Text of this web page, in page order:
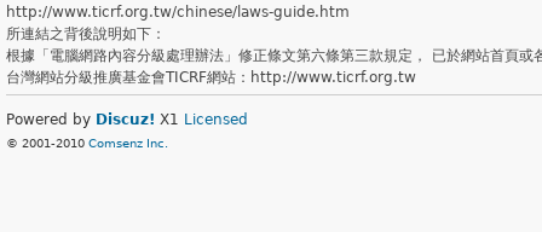
http://www.ticrf.org.tw/chinese/laws-guide.htm
所連結之背後說明如下：
根據「電腦網路內容分級處理辦法」修正條文第六條第三款規定， 已於網站首頁
台灣網站分級推廣基金會TICRF網站：http://www.ticrf.org.tw
Powered by Discuz! X1 Licensed
© 2001-2010 Comsenz Inc.